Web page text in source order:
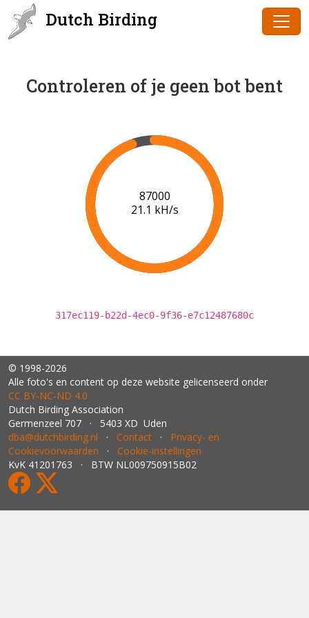
Dutch Birding
Controleren of je geen bot bent
88000
21.1 kH/s
317ec119-b22d-4ec0-9f36-e7c12487680c
© 1998-2026
Alle foto's en content op deze website gelicenseerd onder
CC BY‑NC‑ND 4.0
Dutch Birding Association
Germenzeel 707 · 5403 XD Uden
dba@dutchbirding.nl · Contact · Privacy- en
Cookievoorwaarden · Cookie-instellingen
KvK 41201763 · BTW NL009750915B02